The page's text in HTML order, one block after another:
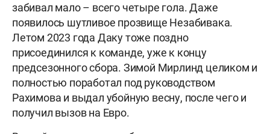
забивал мало – всего четыре гола. Даже
появилось шутливое прозвище Незабивака.
Летом 2023 года Даку тоже поздно
присоединился к команде, уже к концу
предсезонного сбора. Зимой Мирлинд целиком и
полностью поработал под руководством
Рахимова и выдал убойную весну, после чего и
получил вызов на Евро.